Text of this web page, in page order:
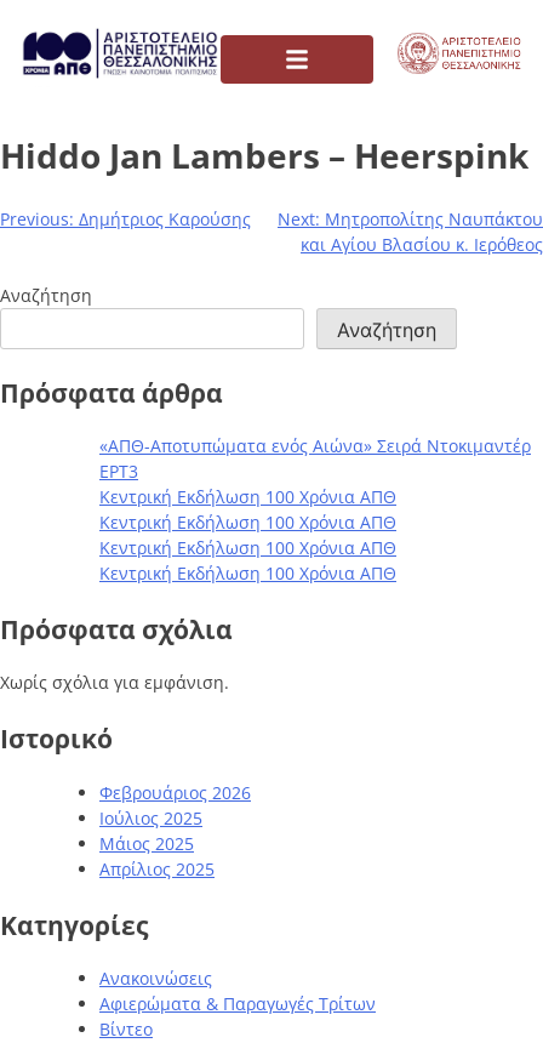
Hiddo Jan Lambers – Heerspink
Previous: Δημήτριος Καρούσης Next: Μητροπολίτης Ναυπάκτου
και Αγίου Βλασίου κ. Ιερόθεος
Αναζήτηση
Αναζήτηση
Πρόσφατα άρθρα
«ΑΠΘ-Αποτυπώματα ενός Αιώνα» Σειρά Ντοκιμαντέρ
ΕΡΤ3
Κεντρική Εκδήλωση 100 Χρόνια ΑΠΘ
Κεντρική Εκδήλωση 100 Χρόνια ΑΠΘ
Κεντρική Εκδήλωση 100 Χρόνια ΑΠΘ
Κεντρική Εκδήλωση 100 Χρόνια ΑΠΘ
Πρόσφατα σχόλια
Χωρίς σχόλια για εμφάνιση.
Ιστορικό
Φεβρουάριος 2026
Ιούλιος 2025
Μάιος 2025
Απρίλιος 2025
Kατηγορίες
Ανακοινώσεις
Αφιερώματα & Παραγωγές Τρίτων
Βίντεο